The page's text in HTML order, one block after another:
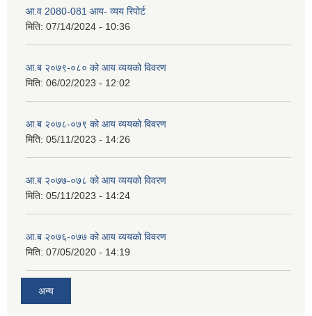
आ.व 2080-081 आय- व्यय रिपोर्ट
मिति: 07/14/2024 - 10:36
आ.ब २०७९-०८० को आय व्ययको विवरण
मिति: 06/02/2023 - 12:02
आ.ब २०७८-०७९ को आय व्ययको विवरण
मिति: 05/11/2023 - 14:26
आ.ब २०७७-०७८ को आय व्ययको विवरण
मिति: 05/11/2023 - 14:24
आ.ब २०७६-०७७ को आय व्ययको विवरण
मिति: 07/05/2020 - 14:19
अन्य